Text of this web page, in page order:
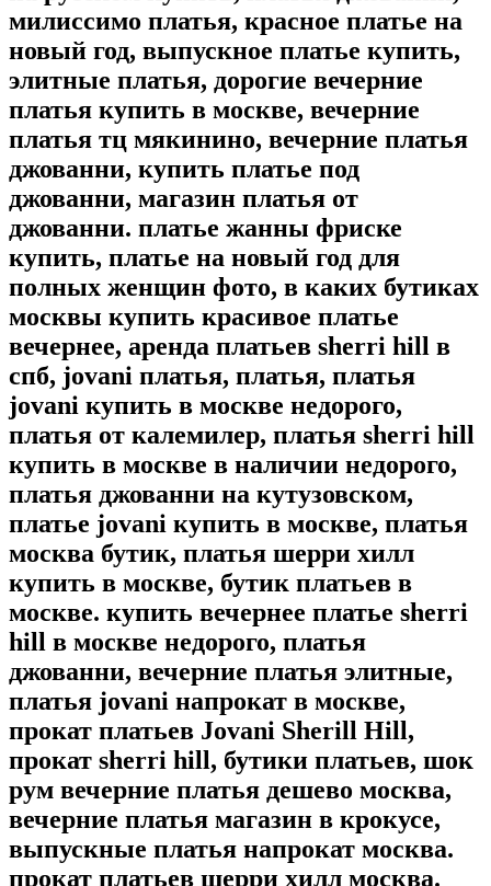
милиссимо платья, красное платье на
новый год, выпускное платье купить,
элитные платья, дорогие вечерние
платья купить в москве, вечерние
платья тц мякинино, вечерние платья
джованни, купить платье под
джованни, магазин платья от
джованни. платье жанны фриске
купить, платье на новый год для
полных женщин фото, в каких бутиках
москвы купить красивое платье
вечернее, аренда платьев sherri hill в
спб, jovani платья, платья, платья
jovani купить в москве недорого,
платья от калемилер, платья sherri hill
купить в москве в наличии недорого,
платья джованни на кутузовском,
платье jovani купить в москве, платья
москва бутик, платья шерри хилл
купить в москве, бутик платьев в
москве. купить вечернее платье sherri
hill в москве недорого, платья
джованни, вечерние платья элитные,
платья jovani напрокат в москве,
прокат платьев Jovani Sherill Hill,
прокат sherri hill, бутики платьев, шок
рум вечерние платья дешево москва,
вечерние платья магазин в крокусе,
выпускные платья напрокат москва.
прокат платьев шерри хилл москва.